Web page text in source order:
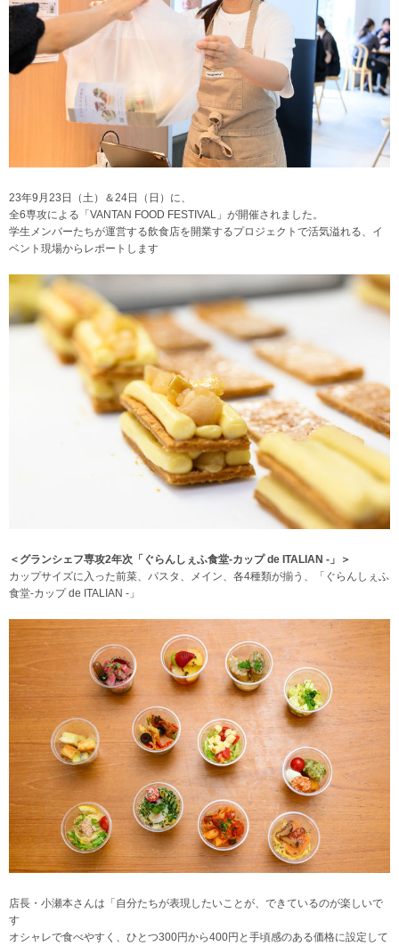
23年9月23日（土）＆24日（日）に、
全6専攻による「VANTAN FOOD FESTIVAL」が開催されました。
学生メンバーたちが運営する飲食店を開業するプロジェクトで活気溢れる、イ
ベント現場からレポートします
＜グランシェフ専攻2年次「ぐらんしぇふ食堂-カップ de ITALIAN -」＞
カップサイズに入った前菜、パスタ、メイン、各4種類が揃う、「ぐらんしぇふ
食堂-カップ de ITALIAN -」
店長・小瀬本さんは「自分たちが表現したいことが、できているのが楽しいで
す
オシャレで食べやすく、ひとつ300円から400円と手頃感のある価格に設定して